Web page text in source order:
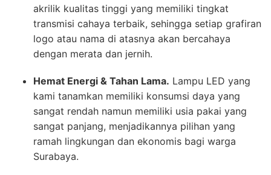
akrilik kualitas tinggi yang memiliki tingkat
transmisi cahaya terbaik, sehingga setiap grafiran
logo atau nama di atasnya akan bercahaya
dengan merata dan jernih.
Hemat Energi & Tahan Lama. Lampu LED yang
kami tanamkan memiliki konsumsi daya yang
sangat rendah namun memiliki usia pakai yang
sangat panjang, menjadikannya pilihan yang
ramah lingkungan dan ekonomis bagi warga
Surabaya.